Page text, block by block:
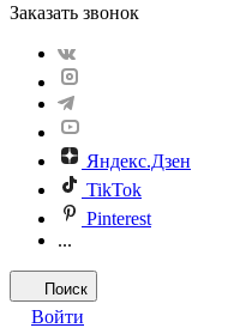
Заказать звонок
Яндекс.Дзен
TikTok
Pinterest
...
Поиск
Войти